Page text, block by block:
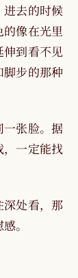
去的时候
像在光里
到看不见
脚步的那种
张脸。据
，一定能找
深处看，那
。